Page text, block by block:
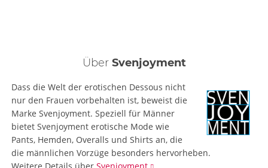
Über Svenjoyment
Dass die Welt der erotischen Dessous nicht
nur den Frauen vorbehalten ist, beweist die
Marke Svenjoyment. Speziell für Männer
bietet Svenjoyment erotische Mode wie
Pants, Hemden, Overalls und Shirts an, die
die männlichen Vorzüge besonders hervorheben.